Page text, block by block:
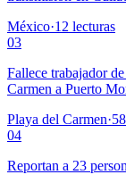
México·12 lecturas
03
Fallece trabajador
Carmen a Puerto
Playa del Carmen·
04
Reportan a 23